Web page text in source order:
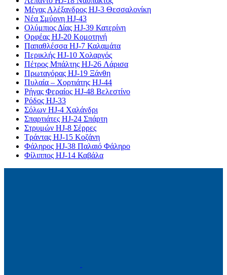
Μέγας Αλέξανδρος HJ-3 Θεσσαλονίκη
Νέα Σμύρνη HJ-43
Ολύμπιος Δίας HJ-39 Κατερίνη
Ορφέας HJ-20 Κομοτηνή
Παπαθλέσσα HJ-7 Καλαμάτα
Περικλής HJ-10 Χολαργός
Πέτρος Μπάλτης HJ-26 Λάρισα
Πρωταγόρας HJ-19 Ξάνθη
Πυλαία – Χορτιάτης HJ-44
Ρήγας Φεραίος HJ-48 Βελεστίνο
Ρόδος HJ-33
Σόλων HJ-4 Χαλάνδρι
Σπαρτιάτες HJ-24 Σπάρτη
Στρυμών HJ-8 Σέρρες
Τράντας HJ-15 Κοζάνη
Φάληρος HJ-38 Παλαιό Φάληρο
Φίλιππος HJ-14 Καβάλα